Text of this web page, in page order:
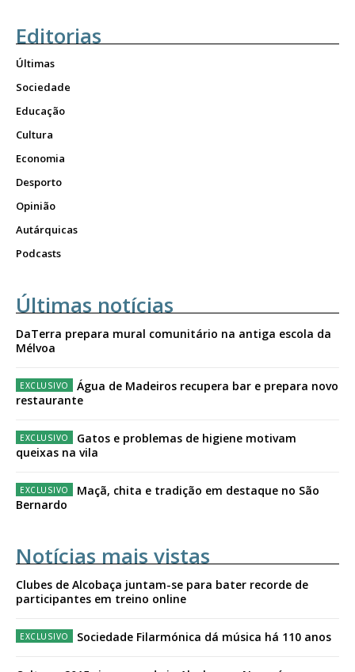
Editorias
Últimas
Sociedade
Educação
Cultura
Economia
Desporto
Opinião
Autárquicas
Podcasts
Últimas notícias
DaTerra prepara mural comunitário na antiga escola da
Mélvoa
Água de Madeiros recupera bar e prepara novo
restaurante
Gatos e problemas de higiene motivam
queixas na vila
Maçã, chita e tradição em destaque no São
Bernardo
Notícias mais vistas
Clubes de Alcobaça juntam-se para bater recorde de
participantes em treino online
Sociedade Filarmónica dá música há 110 anos